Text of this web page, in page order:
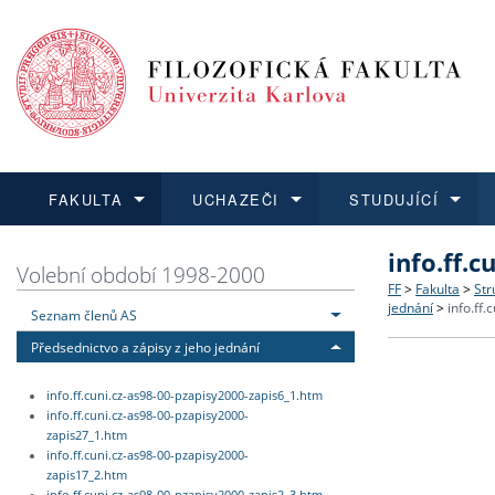
FAKULTA
Dozvědět se více
Struktura
UCHAZEČI
Podat přihlášku
Co
STUDUJÍCÍ
Dozvědět se více
Dozvědět se více
O vědě a
Dozvědět se více
Aktuální
Volební období 1998-2000
Seznam členů AS
Předsednictvo a zápisy z jeho jednání
info.ff.cuni.cz-as98-00-pzapisy2000-zapis6_1.htm
info.ff.cuni.cz-as98-00-pzapisy2000-
zapis27_1.htm
info.ff.cuni.cz-as98-00-pzapisy2000-
zapis17_2.htm
FF > Fakulta >
jednání >